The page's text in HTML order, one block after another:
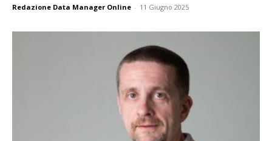
Redazione Data Manager Online - 11 Giugno 2025